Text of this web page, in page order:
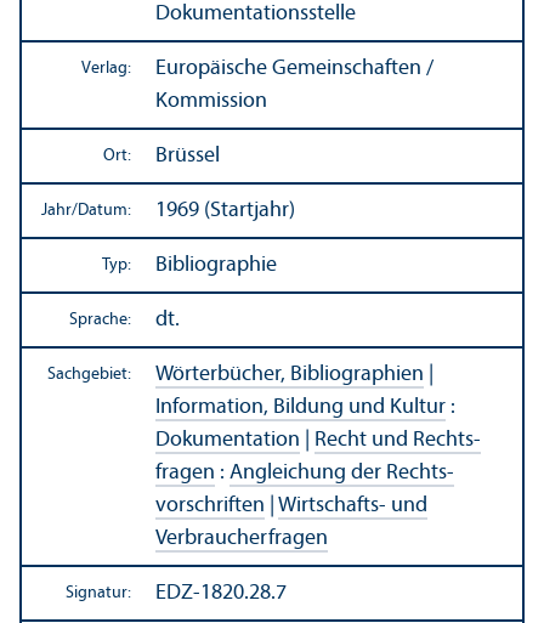
Dokumentations­stelle
Verlag:
Europäische Gemeinschaften /
Kommission
Ort: Brüssel
Jahr/Datum: 1969 (Startjahr)
Typ: Bibliographie
Sprache: dt.
Sachgebiet: Wörterbücher, Bibliographien
Information, Bildung und Kultur :
Dokumentation
Recht und Rechts­
fragen : Angleich­ung der Rechts­
vorschriften
Wirtschafts- und
Verbraucherfragen
Signatur: EDZ-1820.28.7